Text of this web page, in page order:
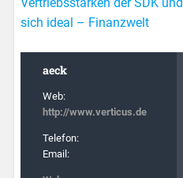
sich ideal – Finanzwelt
aeck
Web:
http://www.verticus.de
Telefon:
Email: